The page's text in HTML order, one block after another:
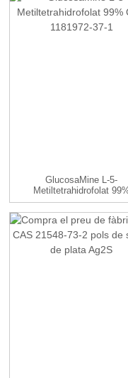
GlucosaMine L-5-
Metiltetrahidrofolat
CAS ...